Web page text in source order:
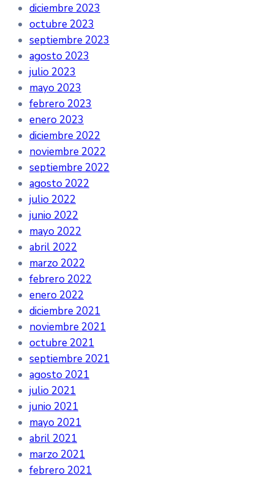
diciembre 2023
octubre 2023
septiembre 2023
agosto 2023
julio 2023
mayo 2023
febrero 2023
enero 2023
diciembre 2022
noviembre 2022
septiembre 2022
agosto 2022
julio 2022
junio 2022
mayo 2022
abril 2022
marzo 2022
febrero 2022
enero 2022
diciembre 2021
noviembre 2021
octubre 2021
septiembre 2021
agosto 2021
julio 2021
junio 2021
mayo 2021
abril 2021
marzo 2021
febrero 2021